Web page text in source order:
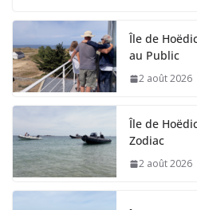
Île de
au Public
2 août 2026
Île de
Zodiac
2 août 2026